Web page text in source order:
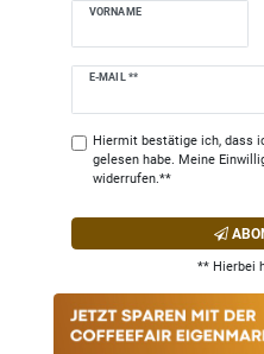
VORNAME
E-MAIL **
Newsletter
Hiermit bestätige ich, dass
gelesen habe. Meine
widerrufen.**
** Hierbei